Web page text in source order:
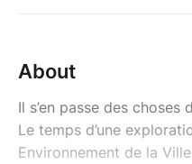
About
Il s’en passe des choses
Le temps d’une
Environnement de la